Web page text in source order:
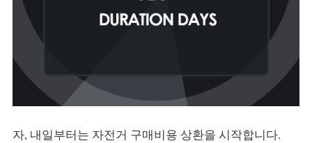
자, 내일부터는 자전거 구매비용 상환을 시작합니다.